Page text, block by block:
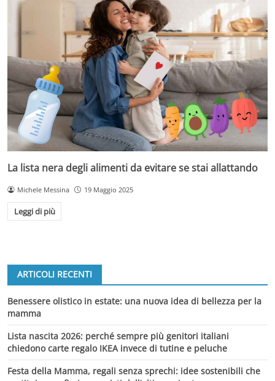
La lista nera degli alimenti da evitare se stai allattando
Michele Messina 19 Maggio 2025
Leggi di più
ARTICOLI RECENTI
Benessere olistico in estate: una nuova idea di bellezza per la
mamma
Lista nascita 2026: perché sempre più genitori italiani
chiedono carte regalo IKEA invece di tutine e peluche
Festa della Mamma, regali senza sprechi: idee sostenibili che